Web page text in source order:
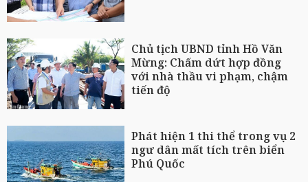
Chủ tịch UBND tỉnh Hồ Văn
Mừng: Chấm dứt hợp đồng
với nhà thầu vi phạm, chậm
tiến độ
Phát hiện 1 thi thể trong vụ 2
ngư dân mất tích trên biển
Phú Quốc